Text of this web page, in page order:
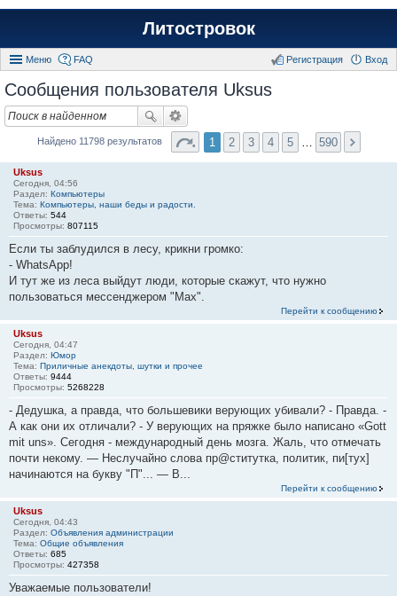
Литостровок
Меню FAQ Вход
Регистрация
Сообщения пользователя Uksus
Найдено 11798 результатов 1 2 3 4 5 590
Uksus
Сегодня, 04:56
Раздел: Компьютеры
Тема: Компьютеры, наши беды и радости.
Ответы: 544
Просмотры: 807115
Если ты заблудился в лесу, крикни громко:
- WhаtsАрр!
И тут же из леса выйдут люди, которые скажут, что нужно
пользоваться мессенджером "Мах".
Перейти к сообщению
Uksus
Сегодня, 04:47
Раздел: Юмор
Тема: Приличные анекдоты, шутки и прочее
Ответы: 9444
Просмотры: 5268228
- Дедушка, а правда, что большевики верующих убивали? - Правда. -
А как они их отличали? - У верующих на пряжке было написано «Gott
mit uns». Сегодня - международный день мозга. Жаль, что отмечать
почти некому. — Неслучайно слова пр@ститутка, политик, пи[тух]
начинаются на букву "П"... — В...
Перейти к сообщению
Uksus
Сегодня, 04:43
Раздел: Объявления администрации
Тема: Общие объявления
Ответы: 685
Просмотры: 427358
Уважаемые пользователи!